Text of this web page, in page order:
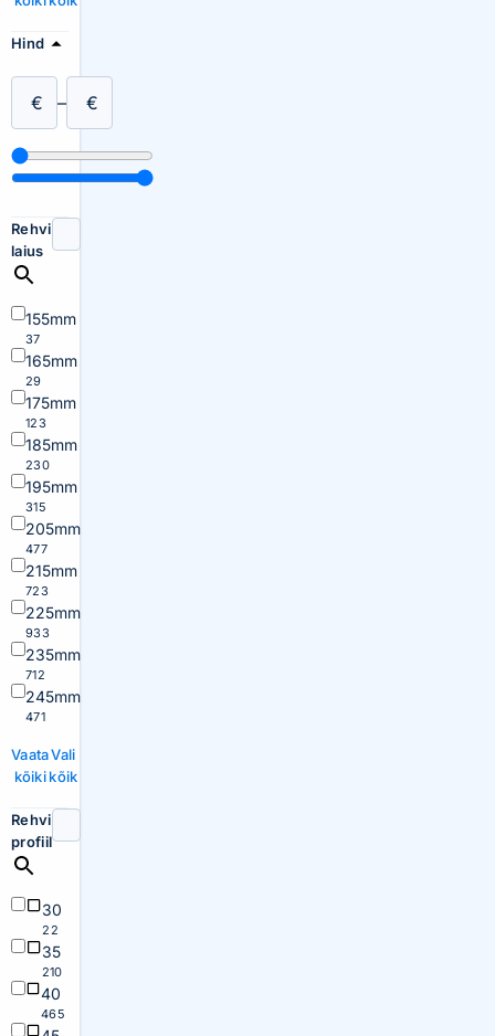
Hind
€ – €
Rehvi
laius
155mm
37
165mm
29
175mm
123
185mm
230
195mm
315
205mm
477
215mm
723
225mm
933
235mm
712
245mm
471
Vaata
kõiki
Vali
kõik
Rehvi
profiil
30
22
35
210
40
465